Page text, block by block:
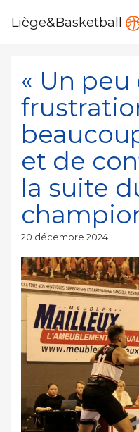
Liège&Basketball
« Un peu
et de
la suite
Publié
20 décembre 2024